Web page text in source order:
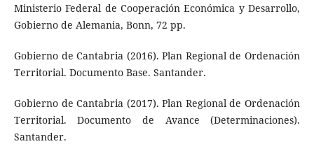
Ministerio Federal de Cooperación Económica y Desarrollo,
Gobierno de Alemania, Bonn, 72 pp.
Gobierno de Cantabria (2016). Plan Regional de Ordenación
Territorial. Documento Base. Santander.
Gobierno de Cantabria (2017). Plan Regional de Ordenación
Territorial. Documento de Avance (Determinaciones).
Santander.